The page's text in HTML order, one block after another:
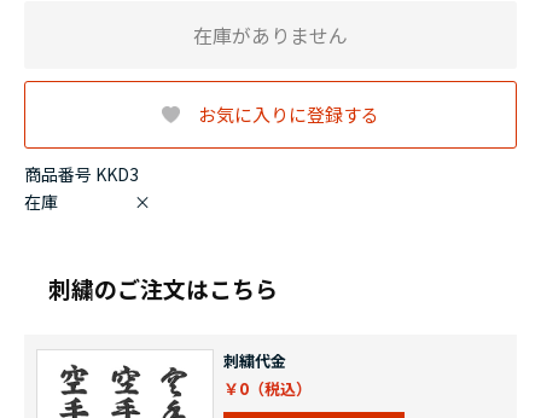
商品番号 KKD3
在庫 ×
お気に入りに登録する
在庫がありません
刺繍のご注文はこちら
刺繍代金
￥0